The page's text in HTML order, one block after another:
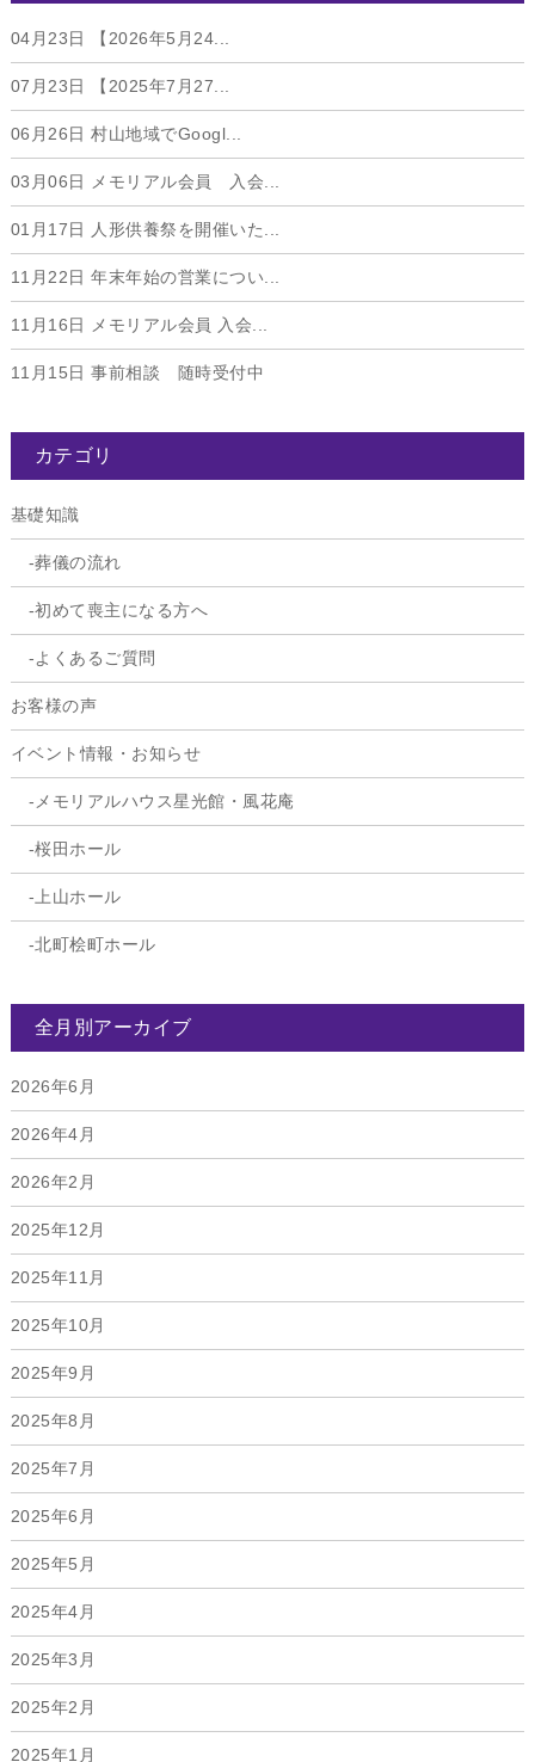
04月23日 【2026年5月24...
07月23日 【2025年7月27...
06月26日 村山地域でGoogl...
03月06日 メモリアル会員 入会...
01月17日 人形供養祭を開催いた...
11月22日 年末年始の営業につい...
11月16日 メモリアル会員 入会...
11月15日 事前相談 随時受付中
カテゴリ
基礎知識
葬儀の流れ
初めて喪主になる方へ
よくあるご質問
お客様の声
イベント情報・お知らせ
メモリアルハウス星光館・風花庵
桜田ホール
上山ホール
北町桧町ホール
全月別アーカイブ
2026年6月
2026年4月
2026年2月
2025年12月
2025年11月
2025年10月
2025年9月
2025年8月
2025年7月
2025年6月
2025年5月
2025年4月
2025年3月
2025年2月
2025年1月